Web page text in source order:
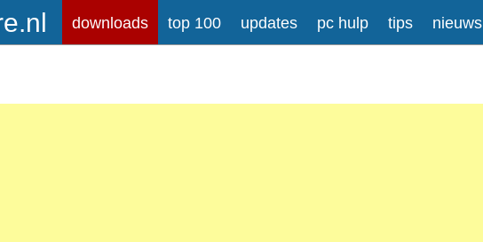
downloads top 100 updates pc hulp tips nieuws
Meer informatie over tekstopmaak
HTML-tags: <em> <strong>
webpagina's en e-mailadressen worden automatisch naar links omgezet.